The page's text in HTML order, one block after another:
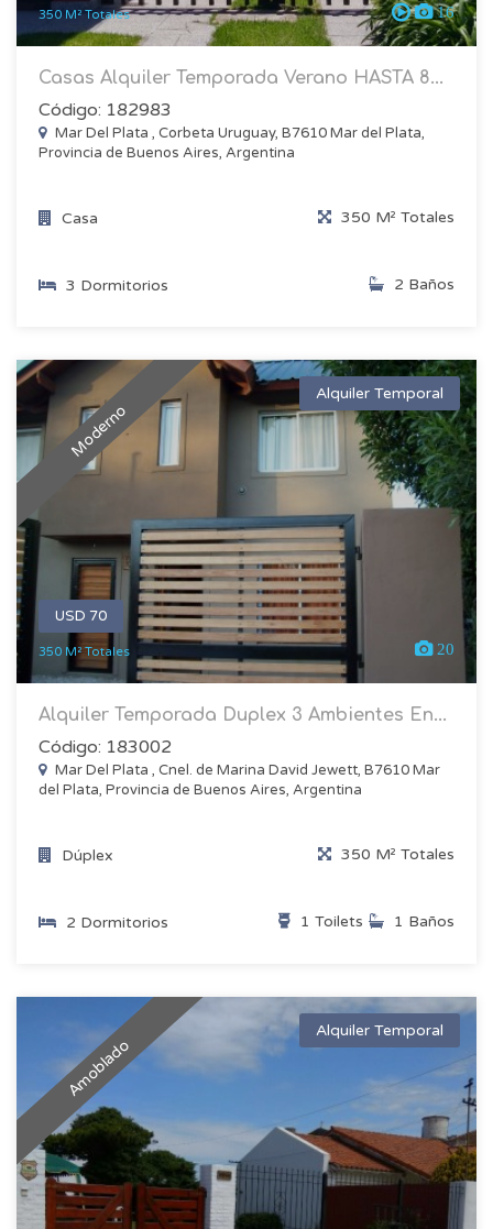
350 M² Totales 16
Casas Alquiler Temporada Verano HASTA 8...
Código: 182983
Mar Del Plata , Corbeta Uruguay, B7610 Mar del Plata,
Provincia de Buenos Aires, Argentina
Casa 350 M² Totales
3 Dormitorios 2 Baños
Moderno
Alquiler Temporal
USD 70
350 M² Totales 20
Alquiler Temporada Duplex 3 Ambientes En...
Código: 183002
Mar Del Plata , Cnel. de Marina David Jewett, B7610 Mar
del Plata, Provincia de Buenos Aires, Argentina
Dúplex 350 M² Totales
2 Dormitorios 1 Baños
1 Toilets
Amoblado
Alquiler Temporal